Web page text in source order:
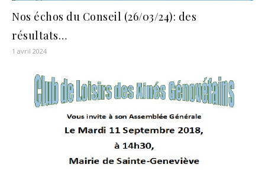
Nos échos du Conseil (26/03/24): des
résultats…
1 avril 2024